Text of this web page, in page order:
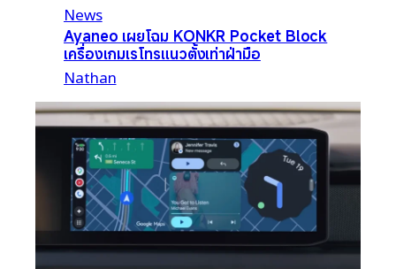
News
Ayaneo เผยโฉม KONKR Pocket Block
เครื่องเกมเรโทรแนวตั้งเท่าฝ่ามือ
Nathan